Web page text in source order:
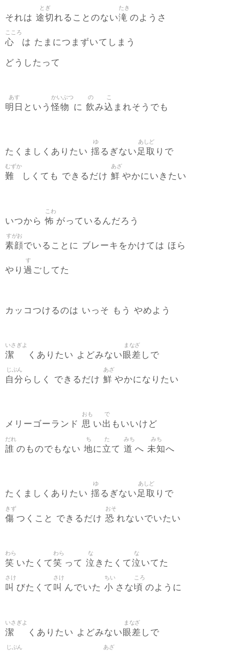
それは 途切
とぎ
れることのない滝
たき
のようさ
心
こころ
は たまにつまずいてしまう
どうしたって
明日
あす
という怪物
かいぶつ
に 飲
の
み込
こ
まれそうでも
たくましくありたい 揺
ゆ
るぎない 足取
あしど
りで
難
むずか
しくても できるだけ 鮮
あざ
やかにいきたい
いつから怖
こわ
がっているんだろう
素顔
すがお
でいることに ブレーキをかけては ほら
やり 過
す
ごしてた
カッコつけるのは いっそ もう やめよう
潔
いさぎよ
くありたい よどみない 眼差
まなざ
しで
自分
じぶん
らしく できるだけ 鮮
あざ
やかになりたい
メリーゴーランド 思
おも
い出
で
もいいけど
誰
だれ
のものでもない 地
ち
に立
た
て 道
みち
へ 未知
みち
へ
たくましくありたい 揺
ゆ
るぎない 足取
あしど
りで
傷
きず
つくこと できるだけ 恐
おそ
れないでいたい
笑
わら
いたくて笑
わら
って 泣
な
きたくて泣
な
いてた
叫
さけ
びたくて 叫
さけ
んでいた 小
ちい
さな頃
ころ
のように
潔
いさぎよ
くありたい よどみない 眼差
まなざ
しで
じぶん あざ